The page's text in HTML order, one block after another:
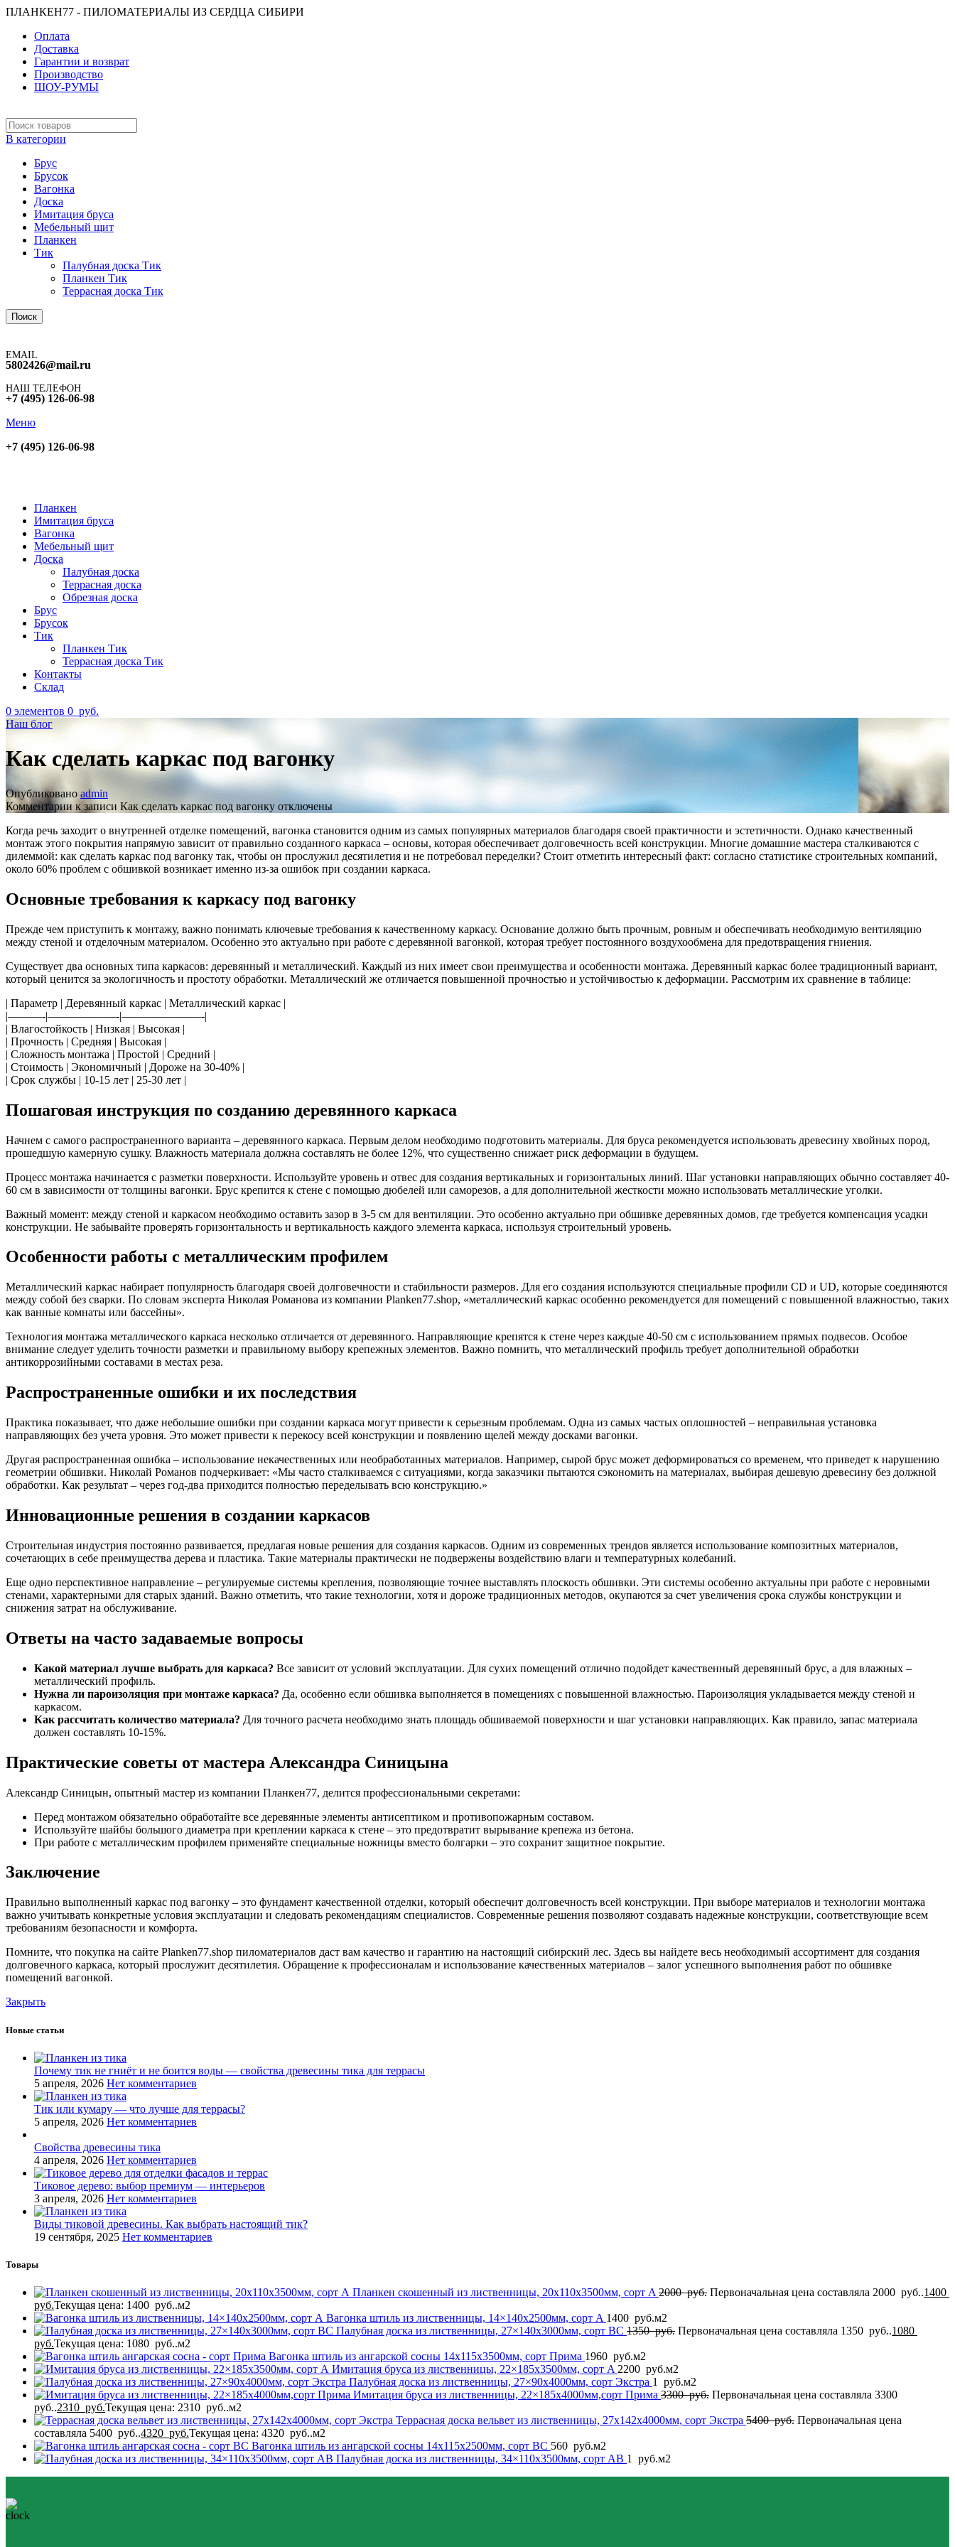
ПЛАНКЕН77 - ПИЛОМАТЕРИАЛЫ ИЗ СЕРДЦА СИБИРИ
Оплата
Доставка
Гарантии и возврат
Производство
ШОУ-РУМЫ
В категории
Брус
Брусок
Вагонка
Доска
Имитация бруса
Мебельный щит
Планкен
Тик
Палубная доска Тик
Планкен Тик
Террасная доска Тик
Поиск
EMAIL
5802426@mail.ru
НАШ ТЕЛЕФОН
+7 (495) 126-06-98
Меню
+7 (495) 126-06-98
Планкен
Имитация бруса
Вагонка
Мебельный щит
Доска
Палубная доска
Террасная доска
Обрезная доска
Брус
Брусок
Тик
Планкен Тик
Террасная доска Тик
Контакты
Склад
0 элементов 0 руб.
Наш блог
Как сделать каркас под вагонку
Опубликовано admin
Комментариик записи Как сделать каркас под вагонку отключены
Когда речь заходит о внутренней отделке помещений, вагонка становится одним из самых популярных материалов благодаря своей практичности и эстетичности. Однако качественный
монтаж этого покрытия напрямую зависит от правильно созданного каркаса – основы, которая обеспечивает долговечность всей конструкции. Многие домашние мастера сталкиваются с
дилеммой: как сделать каркас под вагонку так, чтобы он прослужил десятилетия и не потребовал переделки? Стоит отметить интересный факт: согласно статистике строительных компаний,
около 60% проблем с обшивкой возникает именно из-за ошибок при создании каркаса.
Основные требования к каркасу под вагонку
Прежде чем приступить к монтажу, важно понимать ключевые требования к качественному каркасу. Основание должно быть прочным, ровным и обеспечивать необходимую вентиляцию
между стеной и отделочным материалом. Особенно это актуально при работе с деревянной вагонкой, которая требует постоянного воздухообмена для предотвращения гниения.
Существует два основных типа каркасов: деревянный и металлический. Каждый из них имеет свои преимущества и особенности монтажа. Деревянный каркас более традиционный вариант,
который ценится за экологичность и простоту обработки. Металлический же отличается повышенной прочностью и устойчивостью к деформации. Рассмотрим их сравнение в таблице:
| Параметр | Деревянный каркас | Металлический каркас |
|———-|——————-|———————-|
| Влагостойкость | Низкая | Высокая |
| Прочность | Средняя | Высокая |
| Сложность монтажа | Простой | Средний |
| Стоимость | Экономичный | Дороже на 30-40% |
| Срок службы | 10-15 лет | 25-30 лет |
Пошаговая инструкция по созданию деревянного каркаса
Начнем с самого распространенного варианта – деревянного каркаса. Первым делом необходимо подготовить материалы. Для бруса рекомендуется использовать древесину хвойных пород,
прошедшую камерную сушку. Влажность материала должна составлять не более 12%, что существенно снижает риск деформации в будущем.
Процесс монтажа начинается с разметки поверхности. Используйте уровень и отвес для создания вертикальных и горизонтальных линий. Шаг установки направляющих обычно составляет 40-
60 см в зависимости от толщины вагонки. Брус крепится к стене с помощью дюбелей или саморезов, а для дополнительной жесткости можно использовать металлические уголки.
Важный момент: между стеной и каркасом необходимо оставить зазор в 3-5 см для вентиляции. Это особенно актуально при обшивке деревянных домов, где требуется компенсация усадки
конструкции. Не забывайте проверять горизонтальность и вертикальность каждого элемента каркаса, используя строительный уровень.
Особенности работы с металлическим профилем
Металлический каркас набирает популярность благодаря своей долговечности и стабильности размеров. Для его создания используются специальные профили CD и UD, которые соединяются
между собой без сварки. По словам эксперта Николая Романова из компании Planken77.shop, «металлический каркас особенно рекомендуется для помещений с повышенной влажностью, таких
как ванные комнаты или бассейны».
Технология монтажа металлического каркаса несколько отличается от деревянного. Направляющие крепятся к стене через каждые 40-50 см с использованием прямых подвесов. Особое
внимание следует уделить точности разметки и правильному выбору крепежных элементов. Важно помнить, что металлический профиль требует дополнительной обработки
антикоррозийными составами в местах реза.
Распространенные ошибки и их последствия
Практика показывает, что даже небольшие ошибки при создании каркаса могут привести к серьезным проблемам. Одна из самых частых оплошностей – неправильная установка
направляющих без учета уровня. Это может привести к перекосу всей конструкции и появлению щелей между досками вагонки.
Другая распространенная ошибка – использование некачественных или необработанных материалов. Например, сырой брус может деформироваться со временем, что приведет к нарушению
геометрии обшивки. Николай Романов подчеркивает: «Мы часто сталкиваемся с ситуациями, когда заказчики пытаются сэкономить на материалах, выбирая дешевую древесину без должной
обработки. Как результат – через год-два приходится полностью переделывать всю конструкцию.»
Инновационные решения в создании каркасов
Строительная индустрия постоянно развивается, предлагая новые решения для создания каркасов. Одним из современных трендов является использование композитных материалов,
сочетающих в себе преимущества дерева и пластика. Такие материалы практически не подвержены воздействию влаги и температурных колебаний.
Еще одно перспективное направление – регулируемые системы крепления, позволяющие точнее выставлять плоскость обшивки. Эти системы особенно актуальны при работе с неровными
стенами, характерными для старых зданий. Важно отметить, что такие технологии, хотя и дороже традиционных методов, окупаются за счет увеличения срока службы конструкции и
снижения затрат на обслуживание.
Ответы на часто задаваемые вопросы
Какой материал лучше выбрать для каркаса? Все зависит от условий эксплуатации. Для сухих помещений отлично подойдет качественный деревянный брус, а для влажных –
металлический профиль.
Нужна ли пароизоляция при монтаже каркаса? Да, особенно если обшивка выполняется в помещениях с повышенной влажностью. Пароизоляция укладывается между стеной и
каркасом.
Как рассчитать количество материала? Для точного расчета необходимо знать площадь обшиваемой поверхности и шаг установки направляющих. Как правило, запас материала
должен составлять 10-15%.
Практические советы от мастера Александра Синицына
Александр Синицын, опытный мастер из компании Планкен77, делится профессиональными секретами:
Перед монтажом обязательно обработайте все деревянные элементы антисептиком и противопожарным составом.
Используйте шайбы большого диаметра при креплении каркаса к стене – это предотвратит вырывание крепежа из бетона.
При работе с металлическим профилем применяйте специальные ножницы вместо болгарки – это сохранит защитное покрытие.
Заключение
Правильно выполненный каркас под вагонку – это фундамент качественной отделки, который обеспечит долговечность всей конструкции. При выборе материалов и технологии монтажа
важно учитывать конкретные условия эксплуатации и следовать рекомендациям специалистов. Современные решения позволяют создавать надежные конструкции, соответствующие всем
требованиям безопасности и комфорта.
Помните, что покупка на сайте Planken77.shop пиломатериалов даст вам качество и гарантию на настоящий сибирский лес. Здесь вы найдете весь необходимый ассортимент для создания
долговечного каркаса, который прослужит десятилетия. Обращение к профессионалам и использование качественных материалов – залог успешного выполнения работ по обшивке
помещений вагонкой.
Закрыть
Новые статьи
Почему тик не гниёт и не боится воды — свойства древесины тика для террасы
5 апреля, 2026 Нет комментариев
Тик или кумару — что лучше для террасы?
5 апреля, 2026 Нет комментариев
Свойства древесины тика
4 апреля, 2026 Нет комментариев
Тиковое дерево: выбор премиум — интерьеров
3 апреля, 2026 Нет комментариев
Виды тиковой древесины. Как выбрать настоящий тик?
19 сентября, 2025 Нет комментариев
Товары
Планкен скошенный из лиственницы, 20x110x3500мм, сорт A 2000руб. Первоначальная цена составляла 2000 руб..1400
руб.Текущая цена: 1400 руб..м2
Вагонка штиль из лиственницы, 14×140x2500мм, сорт A 1400 руб.м2
Палубная доска из лиственницы, 27×140x3000мм, сорт BC 1350руб. Первоначальная цена составляла 1350 руб..1080
руб.Текущая цена: 1080 руб..м2
Вагонка штиль из ангарской сосны 14x115x3500мм, сорт Прима 1960 руб.м2
Имитация бруса из лиственницы, 22×185x3500мм, сорт A 2200 руб.м2
Палубная доска из лиственницы, 27×90x4000мм, сорт Экстра 1 руб.м2
Имитация бруса из лиственницы, 22×185x4000мм,сорт Прима 3300руб. Первоначальная цена составляла 3300
руб..2310 руб.Текущая цена: 2310 руб..м2
Террасная доска вельвет из лиственницы, 27x142x4000мм, сорт Экстра 5400руб. Первоначальная цена
составляла 5400 руб..4320 руб.Текущая цена: 4320 руб..м2
Вагонка штиль из ангарской сосны 14x115x2500мм, сорт BC 560 руб.м2
Палубная доска из лиственницы, 34×110x3500мм, сорт AB 1 руб.м2